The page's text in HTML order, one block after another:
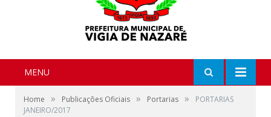
MENU
Home » Publicações Oficiais » Portarias »
PORTARIAS
JANEIRO/2017